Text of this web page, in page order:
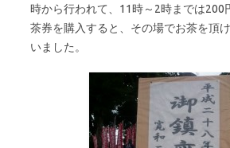
時から行われて、11時～2時までは200
茶券を購入すると、その場でお茶を頂
いました。